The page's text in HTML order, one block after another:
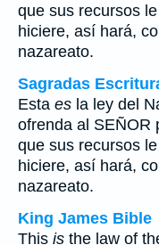
que sus recursos
hiciere, así hará,
nazareato.
Sagradas
Esta es la ley del
ofrenda al SEÑOR
que sus recursos
hiciere, así hará,
nazareato.
King James Bible
This is the law of